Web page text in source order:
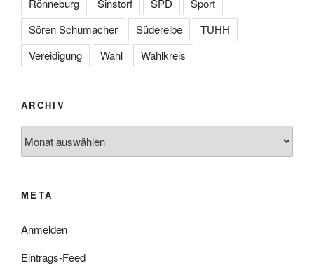
Rönneburg
Sinstorf SPD
Sport
Sören Schumacher
Süderelbe
TUHH
Vereidigung
Wahl Wahlkreis
ARCHIV
META
Anmelden
Eintrags-Feed